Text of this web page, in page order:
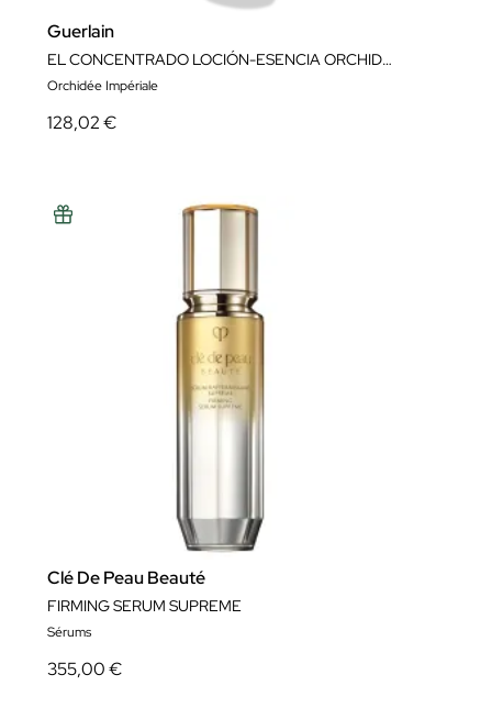
Guerlain
EL CONCENTRADO LOCIÓN-ESENCIA ORCHIDÉE IMPÉRIALE
Orchidée Impériale
128,02 €
Clé De Peau Beauté
FIRMING SERUM SUPREME
Sérums
355,00 €